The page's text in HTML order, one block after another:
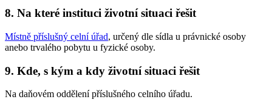
8. Na které instituci životní situaci řešit
Místně příslušný celní úřad, určený dle sídla u právnické osoby
anebo trvalého pobytu u fyzické osoby.
9. Kde, s kým a kdy životní situaci řešit
Na daňovém oddělení příslušného celního úřadu.